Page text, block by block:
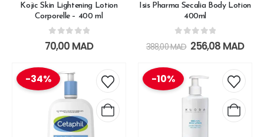
Kojic Skin Lightening Lotion
Corporelle – 400 ml
0out of 5
70,00 MAD
Isis Pharma Secalia Body Lotion
400ml
out of 5
388,00MAD 256,08 MAD
-34% -10%